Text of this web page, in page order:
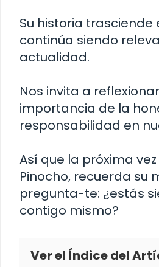
Su historia trasciende
continúa siendo
actualidad.
Nos invita a
importancia de la
responsabilidad en
Así que la próxima
Pinocho, recuerda su
pregunta-te: ¿estás
contigo mismo?
Ver el Índice del